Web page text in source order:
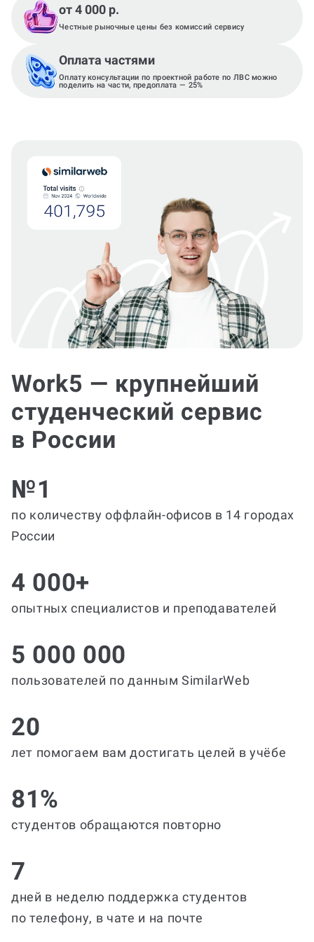
от 4 000 р.
Честные рыночные цены без комиссий сервису
Оплата частями
Оплату консультации по проектной работе по ЛВС можно
поделить на части, предоплата — 25%
Work5 — крупнейший
студенческий сервис
в России
№1
по количеству оффлайн-офисов в 14 городах
России
4 000+
опытных специалистов и преподавателей
5 000 000
пользователей по данным SimilarWeb
20
лет помогаем вам достигать целей в учёбе
81%
студентов обращаются повторно
7
дней в неделю поддержка студентов
по телефону, в чате и на почте